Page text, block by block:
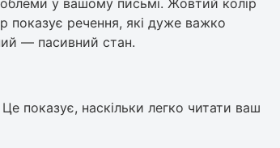
у вашому письмі. Жовтий колір
показує речення, які дуже важко
— пасивний стан.
показує, наскільки легко читати ваш